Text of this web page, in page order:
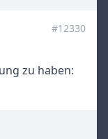
#12330
zu haben: